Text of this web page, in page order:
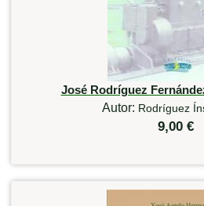
José Rodríguez
Autor: Rodríguez
9,00 €